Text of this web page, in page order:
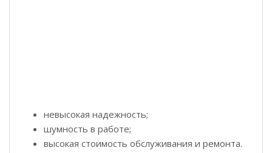
невысокая надежность;
шумность в работе;
высокая стоимость обслуживания и ремонта.